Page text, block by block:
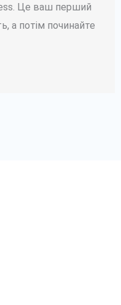
Це ваш перший
а потім починайте